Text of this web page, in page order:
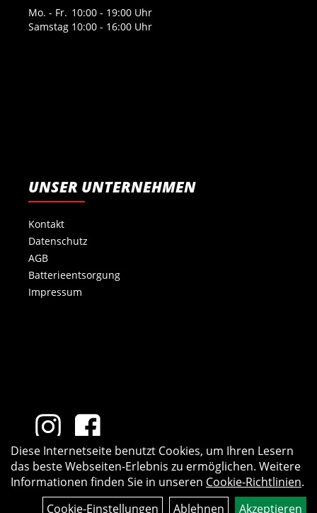
Mo. - Fr. 10:00 - 19:00 Uhr
Samstag 10:00 - 16:00 Uhr
UNSER UNTERNEHMEN
Kontakt
Datenschutz
AGB
Batterieentsorgung
Impressum
Diese Internetseite benutzt Cookies, um Ihren Lesern
das beste Webseiten-Erlebnis zu ermöglichen. Weitere
Informationen finden Sie in unseren Cookie-Richtlinien.
Cookie-Einstellungen
Ablehnen Akzeptieren